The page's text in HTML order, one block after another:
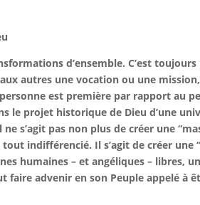
d’ensemble. C’est
autres une vocation ou une
est première par rapport au
le projet historique de Dieu d’une
s’agit pas non plus de créer une
indifférencié. Il s’agit de créer une
humaines – et angéliques – libres,
faire advenir en son Peuple appelé à